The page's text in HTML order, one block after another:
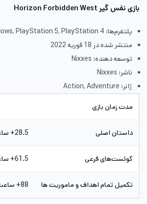
بازی نفس گیرHorizon Forbidden West
پلتفرم‌ها: Microsoft Windows, PlayStation 5, PlayStation 4
منتشر شده در 18 فوریه 2022
توسعه دهنده: Nixxes
ناشر: Nixxes
ژانر: Action, Adventure
مدت زمان بازی
داستان اصلی 28.5+ ساعت
کوئست‌های فرعی 61.5+ ساعت
تکمیل تمام اهداف و ماموریت ها 88+ ساعت